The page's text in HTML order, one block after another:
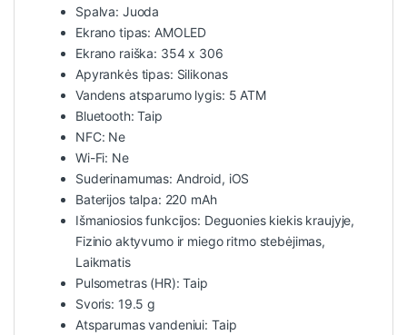
Spalva: Juoda
Ekrano tipas: AMOLED
Ekrano raiška: 354 x 306
Apyrankės tipas: Silikonas
Vandens atsparumo lygis: 5 ATM
Bluetooth: Taip
NFC: Ne
Wi-Fi: Ne
Suderinamumas: Android, iOS
Baterijos talpa: 220 mAh
Išmaniosios funkcijos: Deguonies kiekis kraujyje,
Fizinio aktyvumo ir miego ritmo stebėjimas,
Laikmatis
Pulsometras (HR): Taip
Svoris: 19.5 g
Atsparumas vandeniui: Taip